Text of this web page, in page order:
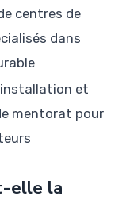
centres de
dans
et
mentorat pour
elle la